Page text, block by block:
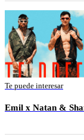
Te puede interesar
Emil x Natan &